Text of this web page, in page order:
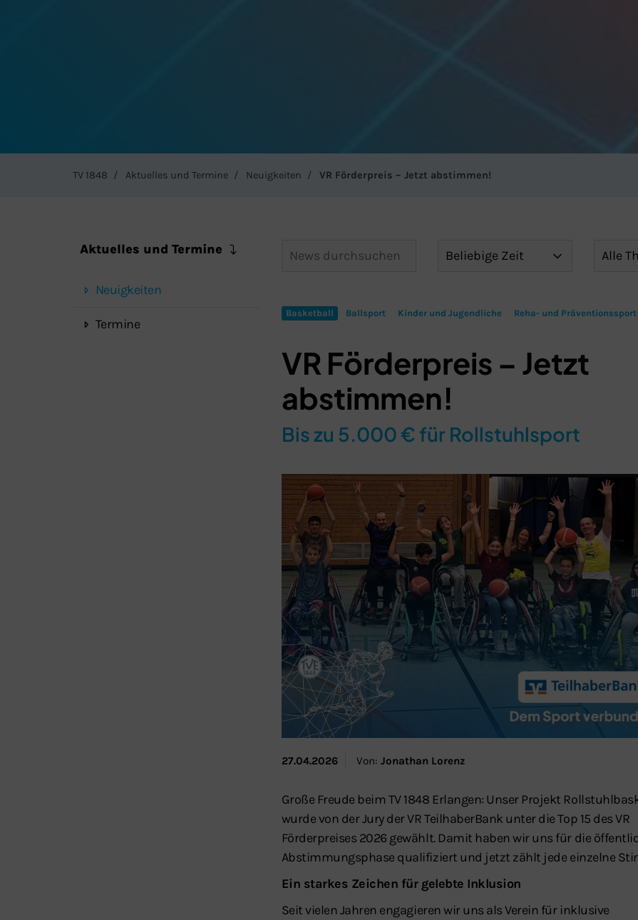
TV 1848 Aktuelles und Termine Neuigkeiten VR Förderpreis – Jetzt abstimmen!
Basketball Ballsport Kinder und Jugendliche Reha- und Präventionssport
VR Förderpreis – Jetzt
abstimmen!
Bis zu 5.000 € für Rollstuhlsport
27.04.2026 Von: Jonathan Lorenz
Große Freude beim TV 1848 Erlangen: Unser Projekt
wurde von der Jury der VR TeilhaberBank unter die Top 15 des VR
Förderpreises 2026 gewählt. Damit haben wir uns für die
Abstimmungsphase qualifiziert und jetzt zählt jede einzelne
Ein starkes Zeichen für gelebte Inklusion
Seit vielen Jahren engagieren wir uns als Verein für inklusive
Aktuelles und Termine
Neuigkeiten
Termine